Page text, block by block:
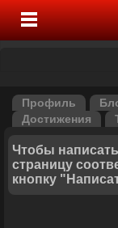
Профиль
Достижения
Чтобы
страницу
кнопку